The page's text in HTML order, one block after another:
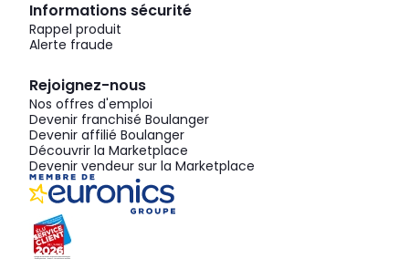
Informations sécurité
Rappel produit
Alerte fraude
Rejoignez-nous
Nos offres d'emploi
Devenir franchisé Boulanger
Devenir affilié Boulanger
Découvrir la Marketplace
Devenir vendeur sur la Marketplace